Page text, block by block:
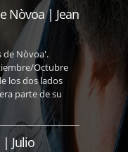
Nòvoa | Jean
de Nòvoa'.
Octubre
los dos lados
parte de su
| Julio